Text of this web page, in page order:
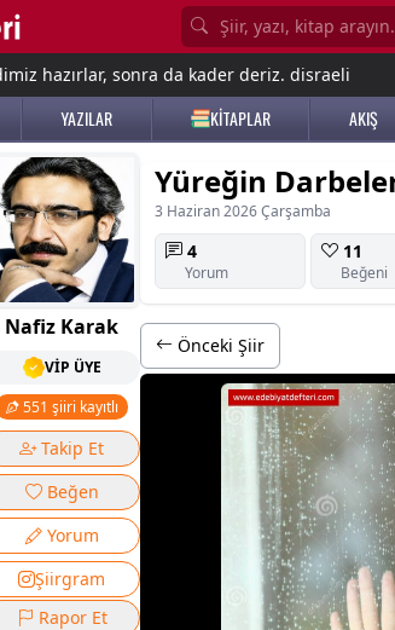
hazırlar, sonra da kader deriz. disraeli
YAZILAR KİTAPLAR AKIŞ
Nafiz Karak
VİP ÜYE
551 şiiri kayıtlı
Takip Et
Beğen
Yorum
Şiirgram
Rapor Et
Yüreğin
3 Haziran 2026 Çarşamba
4
Yorum
11
Beğeni
Önceki Şiir